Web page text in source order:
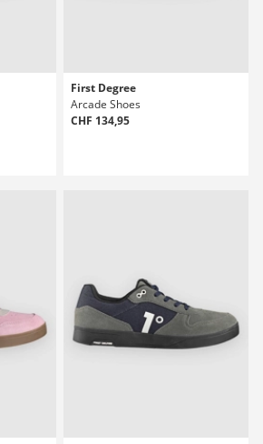
First Degree
Arcade Shoes
CHF 134,95